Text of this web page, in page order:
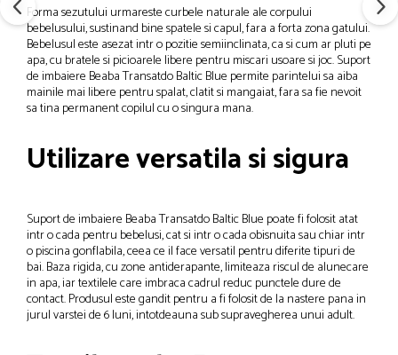
Forma sezutului urmareste curbele naturale ale corpului
bebelusului, sustinand bine spatele si capul, fara a forta zona gatului.
Bebelusul este asezat intr o pozitie semiinclinata, ca si cum ar pluti pe
apa, cu bratele si picioarele libere pentru miscari usoare si joc. Suport
de imbaiere Beaba Transatdo Baltic Blue permite parintelui sa aiba
mainile mai libere pentru spalat, clatit si mangaiat, fara sa fie nevoit
sa tina permanent copilul cu o singura mana.
Utilizare versatila si sigura
Suport de imbaiere Beaba Transatdo Baltic Blue poate fi folosit atat
intr o cada pentru bebelusi, cat si intr o cada obisnuita sau chiar intr
o piscina gonflabila, ceea ce il face versatil pentru diferite tipuri de
bai. Baza rigida, cu zone antiderapante, limiteaza riscul de alunecare
in apa, iar textilele care imbraca cadrul reduc punctele dure de
contact. Produsul este gandit pentru a fi folosit de la nastere pana in
jurul varstei de 6 luni, intotdeauna sub supravegherea unui adult.